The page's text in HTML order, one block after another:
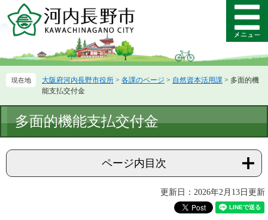
ー
先
ニ
を
て
メ
ニ
ー
大阪府河内長野市役所 > 各課のページ > 自然資本活用課 > 多面的機
能支払交付金
文
多面的機能支払交付金
ページ内目次
更新日：2026年2月13日更新